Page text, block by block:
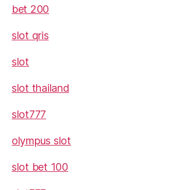
bet 200
slot qris
slot
slot thailand
slot777
olympus slot
slot bet 100